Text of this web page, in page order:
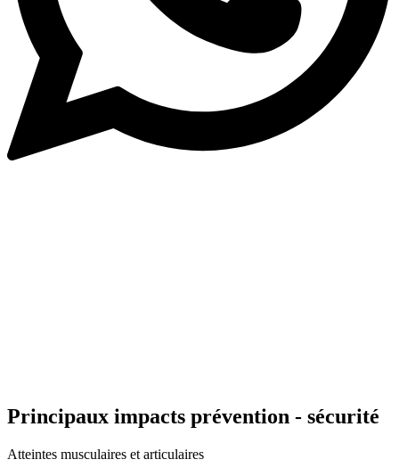
Principaux impacts prévention - sécurité
Atteintes musculaires et articulaires